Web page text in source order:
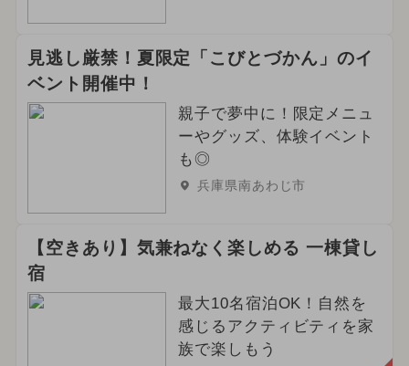
見逃し厳禁！夏限定「こびとづかん」のイ
ベント開催中！
親子で夢中に！限定メニュ
ーやグッズ、体験イベント
も◎
兵庫県南あわじ市
【空きあり】気兼ねなく楽しめる 一棟貸し
宿
最大10名宿泊OK！自然を
感じるアクティビティを家
族で楽しもう